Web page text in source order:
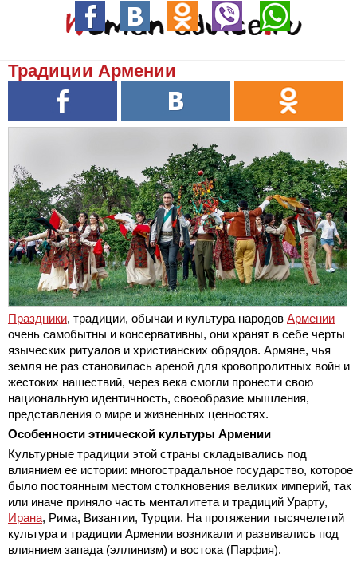
Традиции Армении
Праздники, традиции, обычаи и культура народов Армении
очень самобытны и консервативны, они хранят в себе черты
языческих ритуалов и христианских обрядов. Армяне, чья
земля не раз становилась ареной для кровопролитных войн и
жестоких нашествий, через века смогли пронести свою
национальную идентичность, своеобразие мышления,
представления о мире и жизненных ценностях.
Особенности этнической культуры Армении
Культурные традиции этой страны складывались под
влиянием ее истории: многострадальное государство, которое
было постоянным местом столкновения великих империй, так
или иначе приняло часть менталитета и традиций Урарту,
Ирана, Рима, Византии, Турции. На протяжении тысячелетий
культура и традиции Армении возникали и развивались под
влиянием запада (эллинизм) и востока (Парфия).